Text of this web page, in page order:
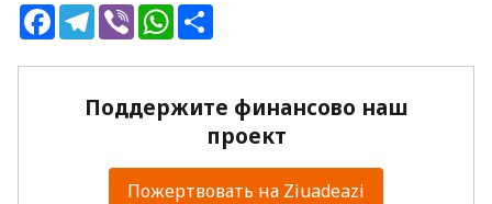
FacebookTelegram
ViberWhatsApp
Поддержите финансово наш
проект
Пожертвовать на Ziuadeazi